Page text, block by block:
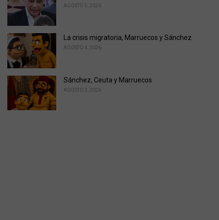
AGOSTO 5, 2026
La crisis migratoria, Marruecos y Sánchez
AGOSTO 4, 2026
Sánchez, Ceuta y Marruecos
AGOSTO 3, 2026